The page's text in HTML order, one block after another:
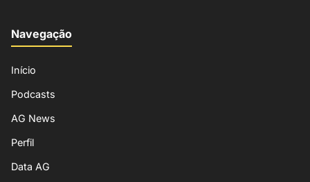
Navegação
Início
Podcasts
AG News
Perfil
Data AG